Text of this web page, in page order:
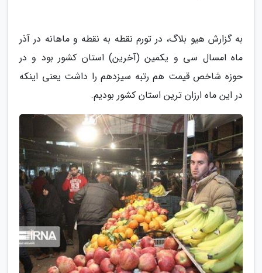
به گزارش هیو بلاگ، در تورم نقطه به نقطه و ماهانه در آذر
ماه امسال سی و یکمین (آخرین) استان کشور بود و در
حوزه شاخص قیمت هم رتبه سیزدهم را داشت یعنی اینکه
در این ماه ارزان ترین استان کشور بودیم.